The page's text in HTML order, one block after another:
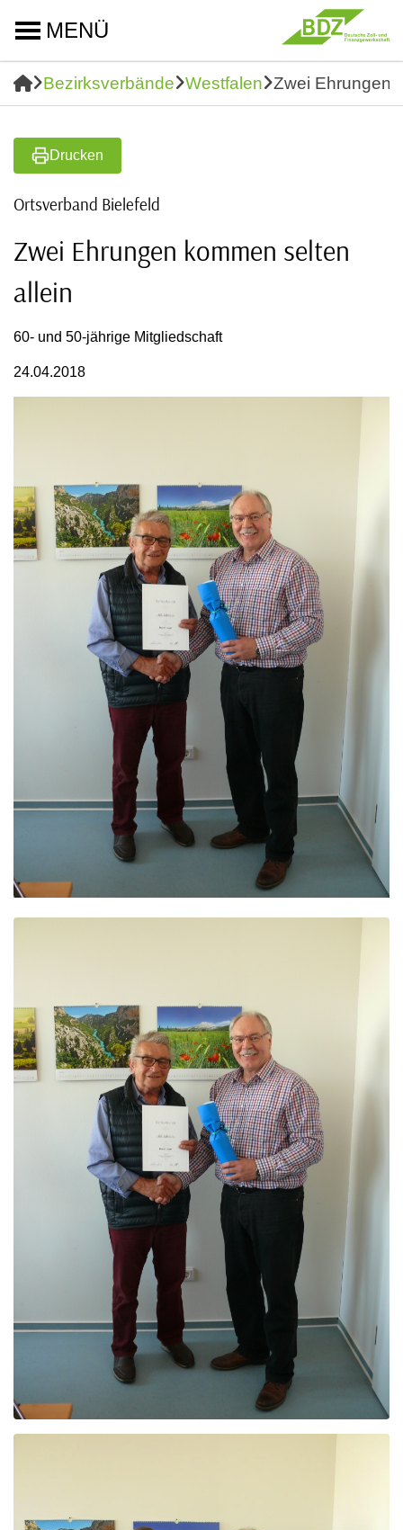
MENÜ
Bezirksverbände Westfalen Zwei Ehrungen
Drucken
Ortsverband Bielefeld
Zwei Ehrungen kommen selten
allein
60- und 50-jährige Mitgliedschaft
24.04.2018